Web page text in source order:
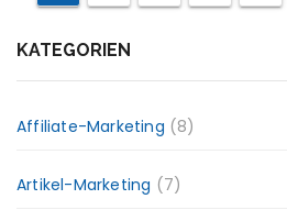
KATEGORIEN
Affiliate-Marketing (8)
Artikel-Marketing (7)